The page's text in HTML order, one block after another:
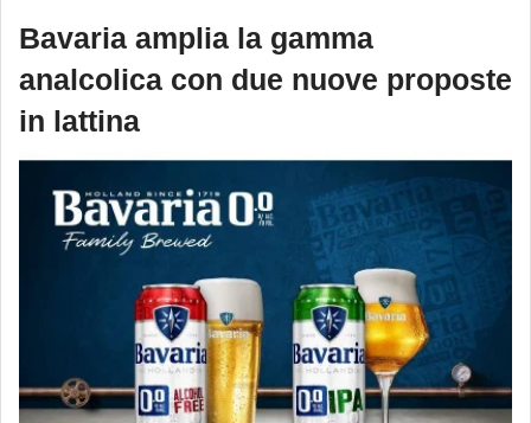
Bavaria amplia la gamma
analcolica con due nuove proposte
in lattina